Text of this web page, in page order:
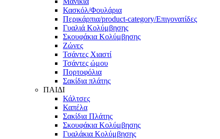
Κασκόλ/Φουλάρια
Περικάρπια/product-category/Επιγονατίδες
Γυαλιά Κολύμβησης
Σκουφάκια Κολύμβησης
Ζώνες
Τσάντες Χιαστί
Τσάντες ώμου
Πορτοφόλια
Σακίδια πλάτης
ΠΑΙΔΙ
Κάλτσες
Καπέλα
Σακίδια Πλάτης
Σκουφάκια Κολύμβησης
Γυαλάκια Κολύμβησης